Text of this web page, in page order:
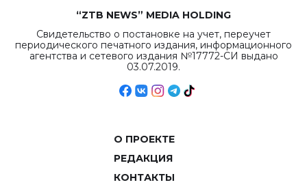
“ZTB NEWS” MEDIA HOLDING
Свидетельство о постановке на учет, переучет
периодического печатного издания, информационного
агентства и сетевого издания №17772-СИ выдано
03.07.2019.
О ПРОЕКТЕ
РЕДАКЦИЯ
КОНТАКТЫ